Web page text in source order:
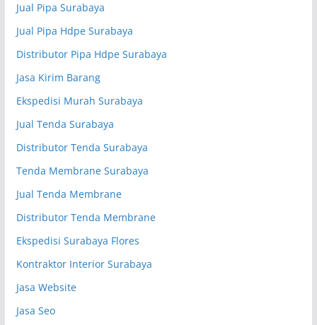
Jual Pipa Surabaya
Jual Pipa Hdpe Surabaya
Distributor Pipa Hdpe Surabaya
Jasa Kirim Barang
Ekspedisi Murah Surabaya
Jual Tenda Surabaya
Distributor Tenda Surabaya
Tenda Membrane Surabaya
Jual Tenda Membrane
Distributor Tenda Membrane
Ekspedisi Surabaya Flores
Kontraktor Interior Surabaya
Jasa Website
Jasa Seo